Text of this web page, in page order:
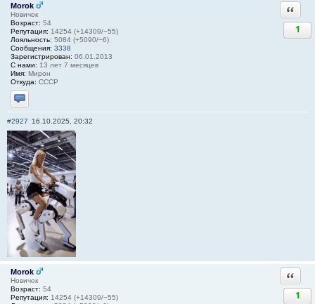
Morok
Новичок
Возраст: 54
Репутация: 14254 (+14309/−55)
Лояльность: 5084 (+5090/−6)
Сообщения: 3338
Зарегистрирован: 06.01.2013
С нами: 13 лет 7 месяцев
Имя: Мирон
Откуда: СССР
Отправить личное сообщение
1
#2927 16.10.2025, 20:32
Morok
Новичок
Возраст: 54
Репутация: 14254 (+14309/−55)
1